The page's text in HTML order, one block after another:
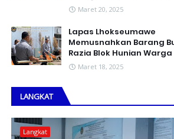
Maret 20, 2025
Lapas Lhokseumawe
Memusnahkan Barang
Razia Blok Hunian
Maret 18, 2025
LANGKAT
Langkat